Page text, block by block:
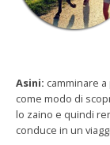
Asini: camminare
come modo di
lo zaino e quindi
conduce in un